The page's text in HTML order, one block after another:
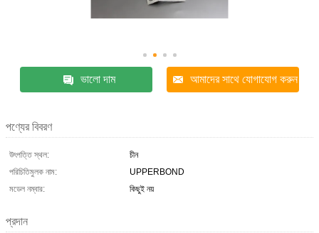
ভালো দাম আমাদের সাথে যোগাযোগ করুন
পণ্যের বিবরণ
উৎপত্তি স্থল:
চীন
পরিচিতিমুলক নাম:
UPPERBOND
মডেল নম্বার:
কিছুই নয়
প্রদান